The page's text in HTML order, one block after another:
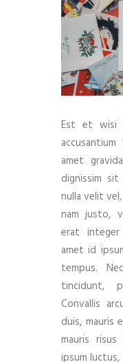
Est et wisi
amet
dignissim
nulla velit
nam justo,
erat
amet id
tempus.
tincidunt,
Convallis
duis, mauris
mauris
ipsum